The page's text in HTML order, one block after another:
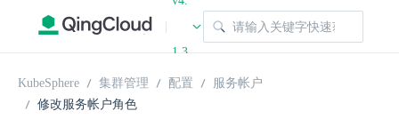
|
1.3
KubeSphere 集群管理 配置
服务帐户
修改服务帐户角色